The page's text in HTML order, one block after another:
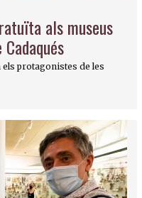
als museus
protagonistes de les